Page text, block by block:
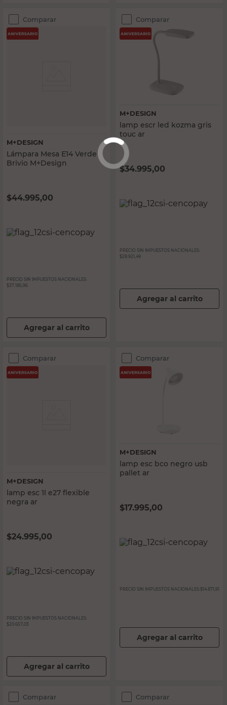
Comparar
M+DESIGN
Lámpara Mesa E14 Verde
Brivio M+Design
$44.995,00
PRECIO SIN IMPUESTOS NACIONALES:
$37.185,96
Agregar al carrito
Comparar
M+DESIGN
lamp escr led kozma gris
touc ar
$34.995,00
PRECIO SIN IMPUESTOS NACIONALES:
$28.921,49
Agregar al carrito
Comparar
M+DESIGN
lamp esc 1l e27 flexible
negra ar
$24.995,00
PRECIO SIN IMPUESTOS NACIONALES:
$20.657,03
Agregar al carrito
Comparar
M+DESIGN
lamp esc bco negro usb
pallet ar
$17.995,00
PRECIO SIN IMPUESTOS NACIONALES: $14.871,91
Agregar al carrito
Comparar Comparar